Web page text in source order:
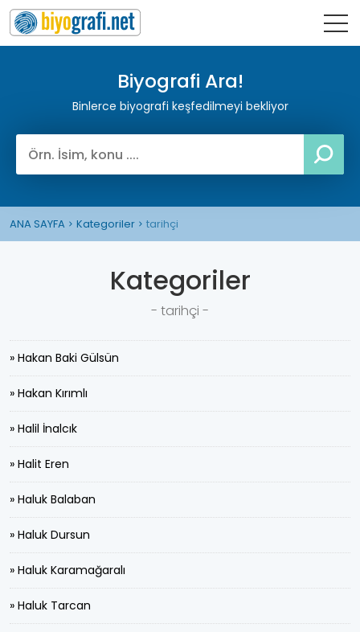
Biyografi Ara!
Binlerce biyografi keşfedilmeyi bekliyor
ANA SAYFA Kategoriler tarihçi
Kategoriler
- tarihçi -
» Hakan Baki Gülsün
» Hakan Kırımlı
» Halil İnalcık
» Halit Eren
» Haluk Balaban
» Haluk Dursun
» Haluk Karamağaralı
» Haluk Tarcan